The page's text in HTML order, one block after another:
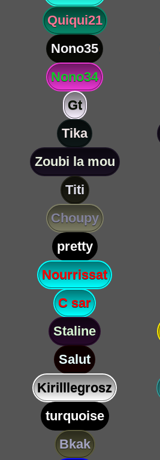
Quiqui21
Nono35
Nono34
Gt
Tika
Zoubi la mou
Titi
Choupy
pretty
Nourrissat
C sar
Staline
Salut
Kirilllegrosz
turquoise
Bkak